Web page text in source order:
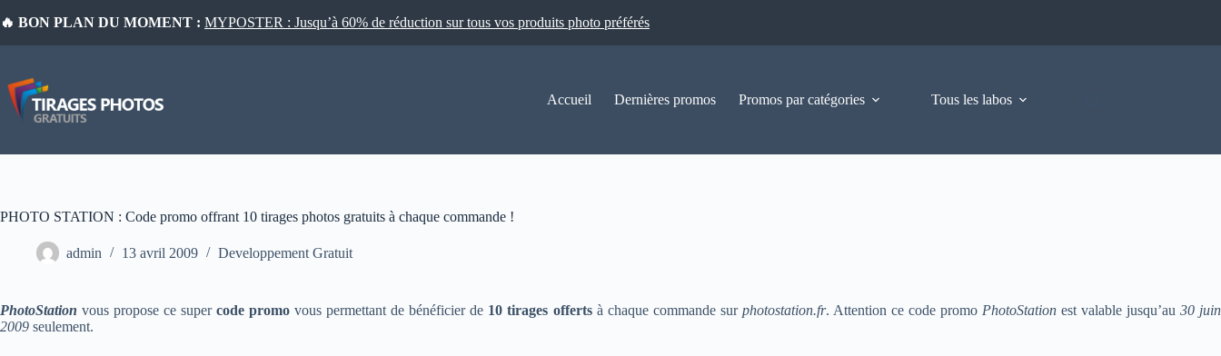
au
🔥 BON PLAN DU MOMENT : MYPOSTER : Jusqu’à 60% de réduction sur tous vos produits photo préférés
Accueil Dernières promos Promos par catégories Tous les labos
PHOTO STATION : Code promo offrant 10 tirages photos gratuits à chaque commande !
admin 13 avril 2009 Developpement Gratuit
PhotoStation vous propose ce supercode promo vous permettant de bénéficier de 10 tirages offertsà chaque commande sur photostation.fr. Attention ce code promo PhotoStationest valable jusqu’au30 juin
2009 seulement.